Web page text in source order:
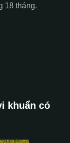
18 tháng.
khuẩn có